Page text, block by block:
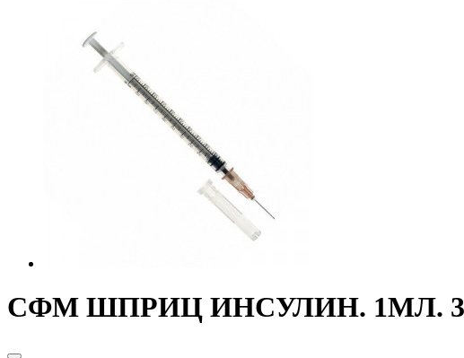
СФМ ШПРИЦ ИНСУЛИН. 1МЛ. 3-